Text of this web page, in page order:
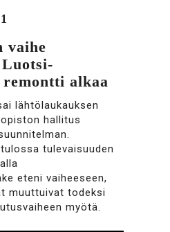
vaihe
alkaa
lähtölaukauksen
hallitus
tulevaisuuden
eteni vaiheeseen,
muuttuivat todeksi
myötä.